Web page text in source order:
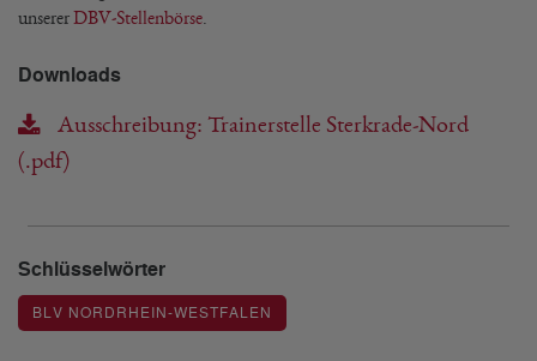
unsererDBV-Stellenbörse
Downloads
Ausschreibung: Trainerstelle Sterkrade-Nord
(.pdf)
Schlüsselwörter
BLV NORDRHEIN-WESTFALEN